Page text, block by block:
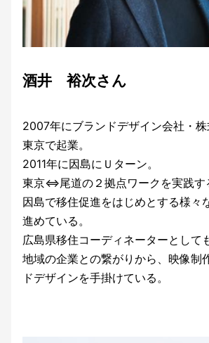
酒井 裕次さん
2007年にブランドデザイン会社・
東京で起業。
2011年に因島にＵターン。
東京⇔尾道の２拠点ワークを実践す
因島で移住促進をはじめとする様々
進めている。
広島県移住コーディネーターとして
地域の企業との繋がりから、映像制
ドデザインを手掛けている。